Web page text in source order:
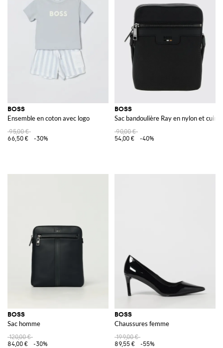
BOSS
Ensemble en coton avec logo
95,00 €
66,50 €
-30%
BOSS
Sac bandoulière Ray en nylon et cuir
90,00 €
54,00 €
-40%
BOSS
Sac homme
120,00 €
84,00 €
-30%
BOSS
Chaussures femme
199,00 €
89,55 €
-55%